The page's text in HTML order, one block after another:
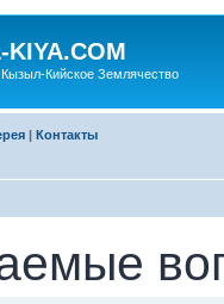
KIYA.COM
Кийское Землячество
| Контакты